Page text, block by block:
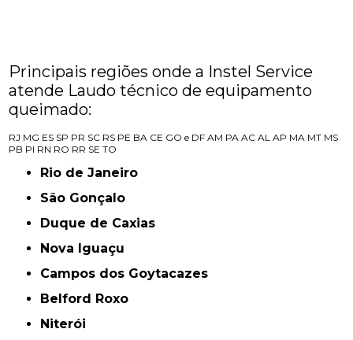
Principais regiões onde a Instel Service
atende Laudo técnico de equipamento
queimado:
RJ MG ES SP PR SC RS PE BA CE GO e DF AM PA AC AL AP MA MT MS
PB PI RN RO RR SE TO
Rio de Janeiro
São Gonçalo
Duque de Caxias
Nova Iguaçu
Campos dos Goytacazes
Belford Roxo
Niterói